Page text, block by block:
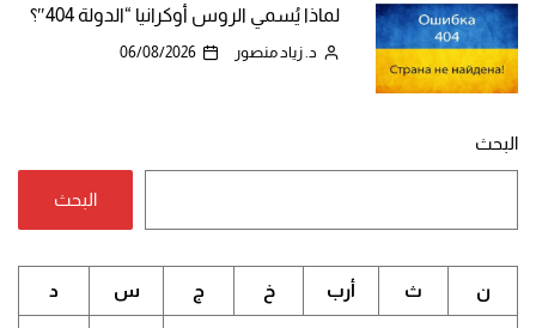
لماذا يُسمي الروس أوكرانيا “الدولة 404″؟
د. زياد منصور 06/08/2026
البحث
البحث
ن ث أرب خ ج س د